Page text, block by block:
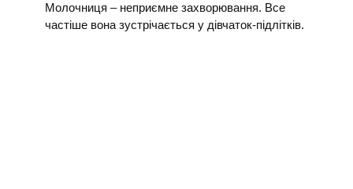
Молочниця – неприємне захворювання. Все
частіше вона зустрічається у дівчаток-підлітків.